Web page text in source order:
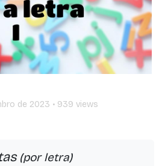
de 2023 • 939 views
(por letra)